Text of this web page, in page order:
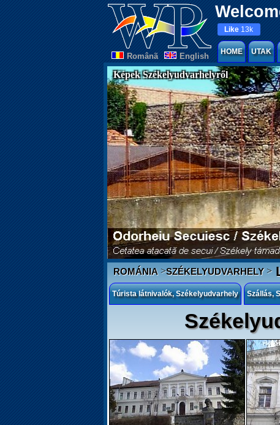
Românã English
Like 13k
HOME UTAK
Képek Székelyudvarhelyről
ROMÁNIA>SZÉKELYUDVARHELY>
Túrista látnivalók, Székelyudvarhely Szállás,